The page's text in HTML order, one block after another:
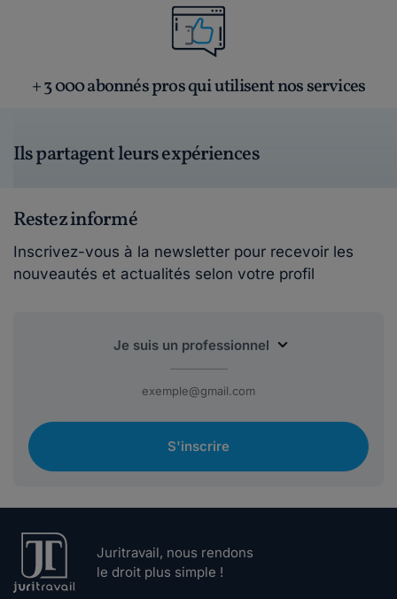
+ 3 000 abonnés pros qui utilisent nos services
Ils partagent leurs expériences
Restez informé
Inscrivez-vous à la newsletter pour recevoir les
nouveautés et actualités selon votre profil
S'inscrire
Juritravail, nous rendons
le droit plus simple !